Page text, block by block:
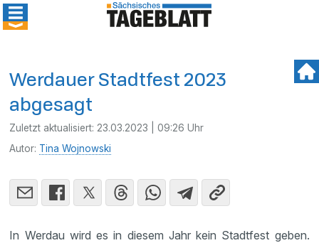
Werdauer Stadtfest 2023
abgesagt
Zuletzt aktualisiert: 23.03.2023 | 09:26 Uhr
Autor: Tina Wojnowski
In Werdau wird es in diesem Jahr kein Stadtfest geben.